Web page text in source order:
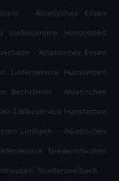
.
Asiatisches Essen
Lieferservice Hünstetten
. Asiatisches Essen
Lieferservice Hünstetten
Bechtheim . Asiatisches
Lieferservice Hünstetten
Limbach . Asiatisches
Niedernhausen
Niederseelbach
.